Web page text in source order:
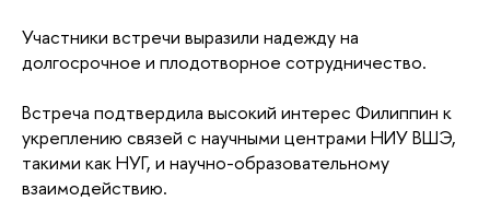
Участники встречи выразили надежду на
долгосрочное и плодотворное сотрудничество.
Встреча подтвердила высокий интерес Филиппин к
укреплению связей с научными центрами НИУ ВШЭ,
такими как НУГ, и научно-образовательному
взаимодействию.